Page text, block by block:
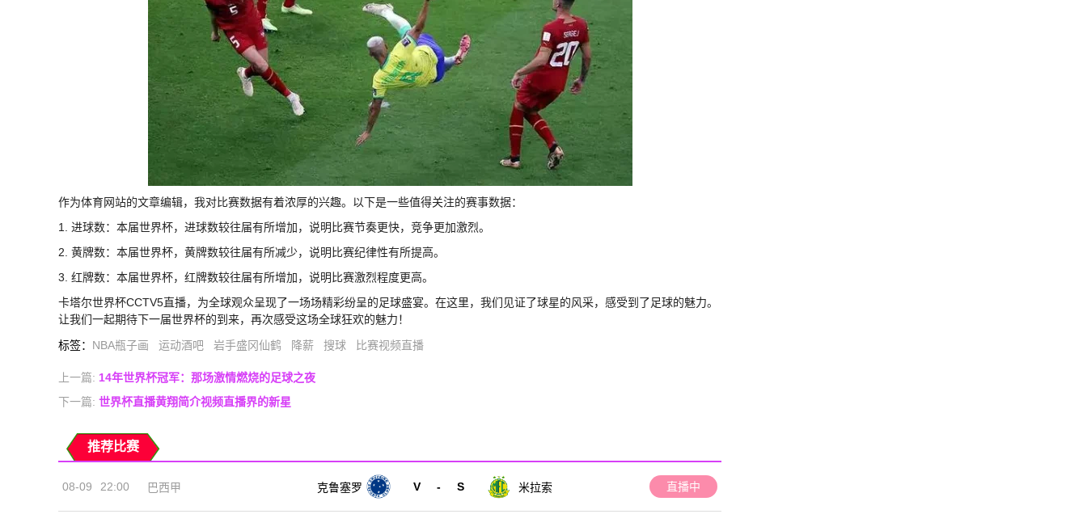
作为体育网站的文章编辑，我对比赛数据有着浓厚的兴趣。以下是一些值得关注的赛事数据：
1. 进球数：本届世界杯，进球数较往届有所增加，说明比赛节奏更快，竞争更加激烈。
2. 黄牌数：本届世界杯，黄牌数较往届有所减少，说明比赛纪律性有所提高。
3. 红牌数：本届世界杯，红牌数较往届有所增加，说明比赛激烈程度更高。
卡塔尔世界杯CCTV5直播，为全球观众呈现了一场场精彩纷呈的足球盛宴。在这里，我们见证了球星的风采，感受到了足球的魅力。
让我们一起期待下一届世界杯的到来，再次感受这场全球狂欢的魅力！
标签： NBA瓶子画 运动酒吧 岩手盛冈仙鹤 降薪 搜球 比赛视频直播
上一篇: 14年世界杯冠军：那场激情燃烧的足球之夜
下一篇: 世界杯直播黄翔简介视频直播界的新星
推荐比赛
08-09 22:00 巴西甲 克鲁塞罗 V - S 米拉索 直播中